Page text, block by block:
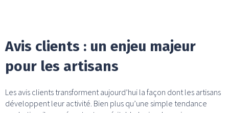
Avis clients : un enjeu majeur
pour les artisans
Les avis clients transforment aujourd’hui la façon dont les artisans
développent leur activité. Bien plus qu’une simple tendance